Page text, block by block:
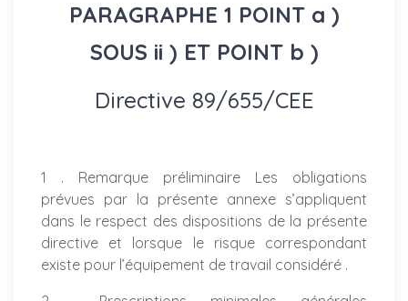
PARAGRAPHE 1 POINT a )
SOUS ii ) ET POINT b )
Directive 89/655/CEE
1 . Remarque préliminaire Les obligations
prévues par la présente annexe s’appliquent
dans le respect des dispositions de la présente
directive et lorsque le risque correspondant
existe pour l’équipement de travail considéré .